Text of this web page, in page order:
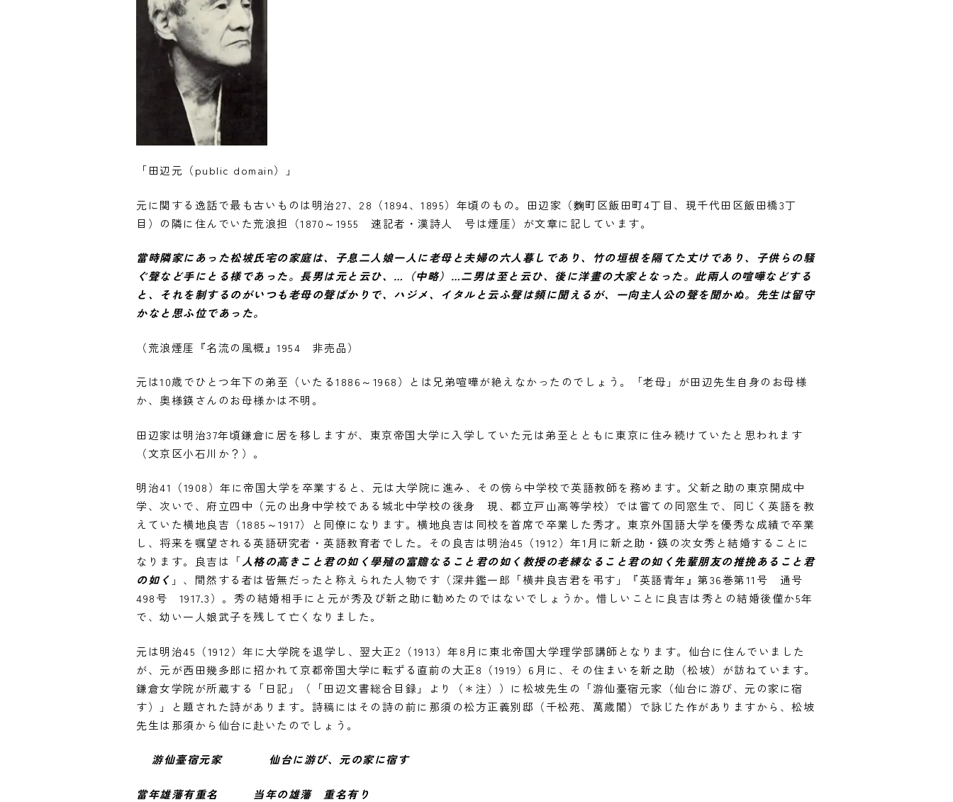
「田辺元（public domain）」
元に関する逸話で最も古いものは明治27、28（1894、1895）年頃のもの。田辺家（麴町区飯田町4丁目、現千代田区飯田橋3丁
目）の隣に住んでいた荒浪担（1870～1955 速記者・漢詩人 号は煙厓）が文章に記しています。
當時隣家にあった松坡氏宅の家庭は、子息二人娘一人に老母と夫婦の六人暮しであり、竹の垣根を隔てた丈けであり、子供らの騒
ぐ聲など手にとる様であった。長男は元と云ひ、…（中略）…二男は至と云ひ、後に洋畫の大家となった。此兩人の喧嘩などする
と、それを制するのがいつも老母の聲ばかりで、ハジメ、イタルと云ふ聲は頻に聞えるが、一向主人公の聲を聞かぬ。先生は留守
かなと思ふ位であった。
（荒浪煙厓『名流の風概』1954 非売品）
元は10歳でひとつ年下の弟至（いたる1886～1968）とは兄弟喧嘩が絶えなかったのでしょう。「老母」が田辺先生自身のお母様
か、奥様鍈さんのお母様かは不明。
田辺家は明治37年頃鎌倉に居を移しますが、東京帝国大学に入学していた元は弟至とともに東京に住み続けていたと思われます
（文京区小石川か？）。
明治41（1908）年に帝国大学を卒業すると、元は大学院に進み、その傍ら中学校で英語教師を務めます。父新之助の東京開成中
学、次いで、府立四中（元の出身中学校である城北中学校の後身 現、都立戸山高等学校）では嘗ての同窓生で、同じく英語を教
えていた横地良吉（1885～1917）と同僚になります。横地良吉は同校を首席で卒業した秀才。東京外国語大学を優秀な成績で卒業
し、将来を嘱望される英語研究者・英語教育者でした。その良吉は明治45（1912）年1月に新之助・鍈の次女秀と結婚することに
なります。良吉は「人格の高きこと君の如く學殖の富贍なること君の如く教授の老練なること君の如く先輩朋友の推挽あること君
の如く 」、間然する者は皆無だったと称えられた人物です（深井鑑一郎「横井良吉君を弔す」『英語青年』第36巻第11号 通号
498号 1917.3）。秀の結婚相手にと元が秀及び新之助に勧めたのではないでしょうか。惜しいことに良吉は秀との結婚後僅か5年
で、幼い一人娘武子を残して亡くなりました。
元は明治45（1912）年に大学院を退学し、翌大正2（1913）年8月に東北帝国大学理学部講師となります。仙台に住んでいました
が、元が西田幾多郎に招かれて京都帝国大学に転ずる直前の大正8（1919）6月に、その住まいを新之助（松坡）が訪ねています。
鎌倉女学院が所蔵する「日記」（「田辺文書総合目録」より（＊注））に松坡先生の「游仙臺宿元家（仙台に游び、元の家に宿
す）」と題された詩があります。詩稿にはその詩の前に那須の松方正義別邸（千松苑、萬歳閣）で詠じた作がありますから、松坡
先生は那須から仙台に赴いたのでしょう。
游仙臺宿元家 仙台に游び、元の家に宿す
當年雄藩有重名 当年の雄藩 重名有り